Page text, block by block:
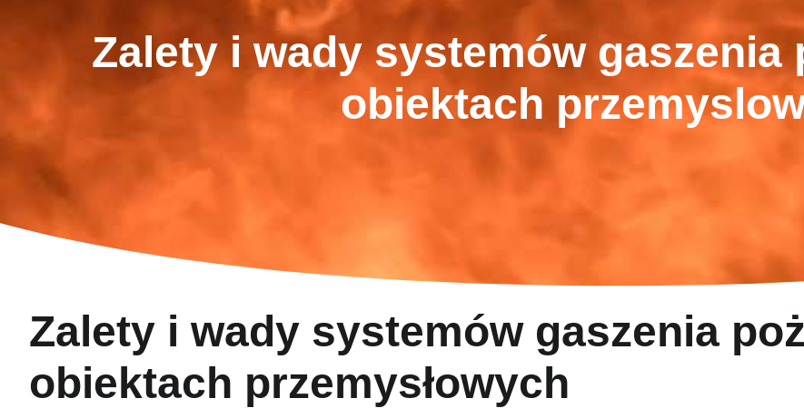
Zalety i wady systemów gaszenia
obiektach
Zalety i wady systemów gaszenia
obiektach przemysłowych